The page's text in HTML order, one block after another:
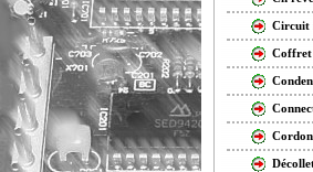
Circuit
Coffret